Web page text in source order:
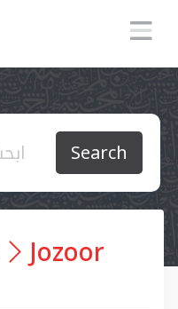
Search
Jozoor